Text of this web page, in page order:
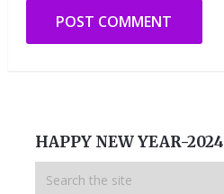
HAPPY NEW YEAR-2024